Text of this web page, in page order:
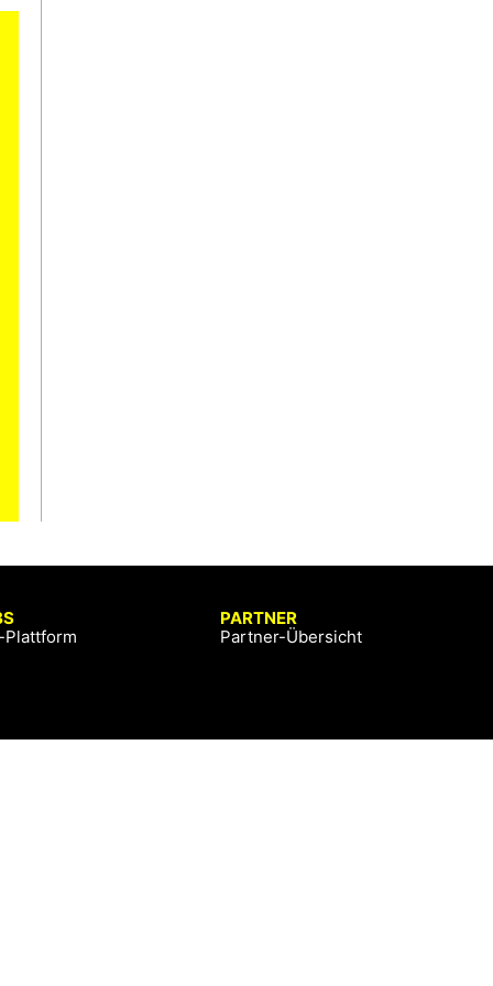
Plattform
PARTNER
Partner-Übersicht